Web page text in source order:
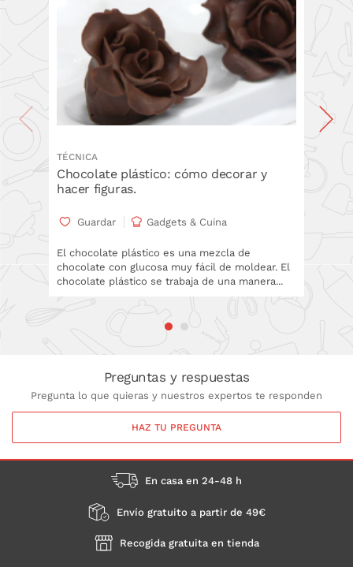
TÉCNICA
Chocolate plástico: cómo decorar y
hacer figuras.
Guardar Gadgets & Cuina
El chocolate plástico es una mezcla de
chocolate con glucosa muy fácil de moldear. El
chocolate plástico se trabaja de una manera...
en
Preguntas y respuestas
Pregunta lo que quieras y nuestros expertos te responden
HAZ TU PREGUNTA
En casa en 24-48 h
Envío gratuito a partir de 49€
Recogida gratuita en tienda